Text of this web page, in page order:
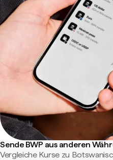
Sende BWP aus anderen
Vergleiche Kurse zu